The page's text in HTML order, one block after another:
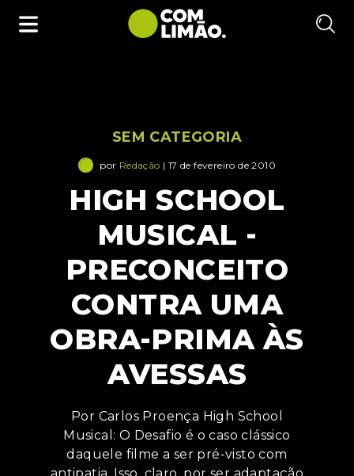
SEM CATEGORIA
por Redação | 17 de fevereiro de 2010
HIGH SCHOOL
MUSICAL -
PRECONCEITO
CONTRA UMA
OBRA-PRIMA ÀS
AVESSAS
Por Carlos Proença High School
Musical: O Desafio é o caso clássico
daquele filme a ser pré-visto com